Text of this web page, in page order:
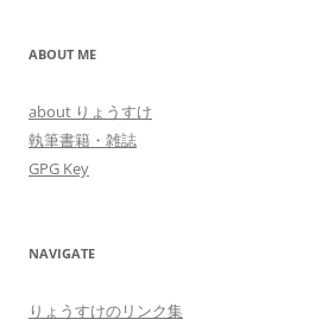
ABOUT ME
about りょうすけ
執筆書籍・雑誌
GPG Key
NAVIGATE
りょうすけのリンク集